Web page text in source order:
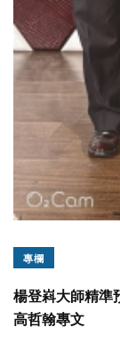
專欄
楊登嵙大師精準
高哲翰專文